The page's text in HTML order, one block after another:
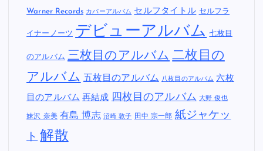
Warner Records カバーアルバム セルフタイトル セルフラ
イナーノーツ デビューアルバム 七枚目
のアルバム 三枚目のアルバム 二枚目の
アルバム 五枚目のアルバム 八枚目のアルバム 六枚
目のアルバム 再結成 四枚目のアルバム 大野 俊也
妹沢 奈美 有島 博志 沼崎 敦子 田中 宗一郎 紙ジャケッ
ト 解散